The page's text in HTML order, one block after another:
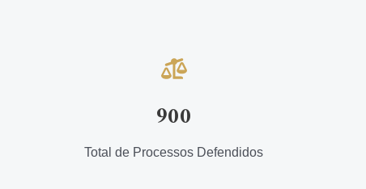
900
Total de Processos Defendidos